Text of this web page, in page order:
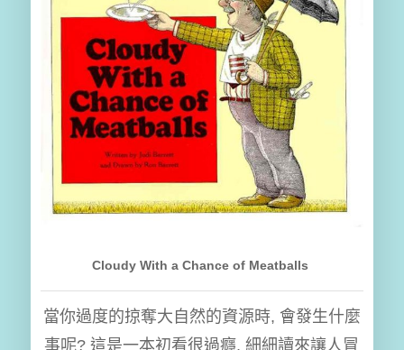
Cloudy With a Chance of Meatballs
當你過度的掠奪大自然的資源時, 會發生什麼
事呢? 這是一本初看很過癮, 細細讀來讓人冒